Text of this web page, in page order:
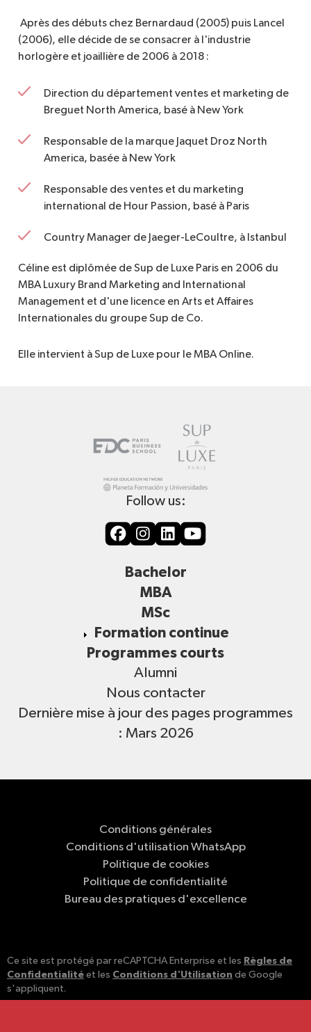
Après des débuts chez Bernardaud (2005) puis Lancel
(2006), elle décide de se consacrer à l'industrie
horlogère et joaillière de 2006 à 2018 :
Direction du département ventes et marketing de
Breguet North America, basé à New York
Responsable de la marque Jaquet Droz North
America, basée à New York
Responsable des ventes et du marketing
international de Hour Passion, basé à Paris
Country Manager de Jaeger-LeCoultre, à Istanbul
Céline est diplômée de Sup de Luxe Paris en 2006 du
MBA Luxury Brand Marketing and International
Management et d'une licence en Arts et Affaires
Internationales du groupe Sup de Co.
Elle intervient à Sup de Luxe pour le MBA Online.
Follow us:
Bachelor
MBA
MSc
Formation continue
Programmes courts
Alumni
Nous contacter
Dernière mise à jour des pages programmes
: Mars 2026
Conditions générales
Conditions d'utilisation WhatsApp
Politique de cookies
Politique de confidentialité
Bureau des pratiques d'excellence
Ce site est protégé par reCAPTCHA Enterprise et les Règles de
Confidentialité et les Conditions d'Utilisation de Google
s'appliquent.